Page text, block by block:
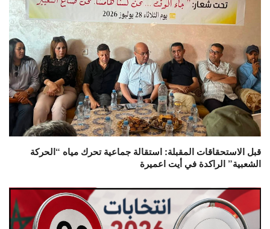
قبل الاستحقاقات المقبلة: استقالة جماعية تحرك مياه “الحركة
الشعبية” الراكدة في أيت اعميرة